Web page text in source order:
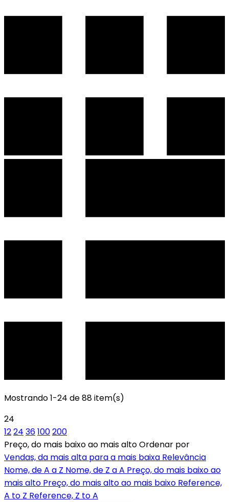
Mostrando 1-24 de 88 item(s)
24
1224 36100200
Preço, do mais baixo ao mais altoOrdenar por
Vendas, da mais alta para a mais baixa Relevância
Nome, de A a Z Nome, de Z a A Preço, do mais baixo ao
mais alto Preço, do mais alto ao mais baixo Reference,
A to Z Reference, Z to A